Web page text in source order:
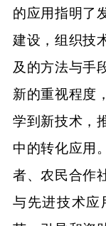
的应用指明了
建设，组织技
及的方法与手
新的重视程度
学到新技术，
中的转化应用
者、农民合作
与先进技术应